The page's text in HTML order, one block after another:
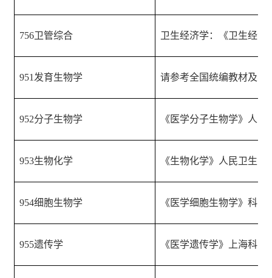
756卫管综合 卫生经济学：《卫生经济
951发育生物学 请参考全国统编教材及与
952分子生物学 《医学分子生物学》人民
953生物化学 《生物化学》人民卫生出
954细胞生物学 《医学细胞生物学》科
955遗传学 《医学遗传学》上海科